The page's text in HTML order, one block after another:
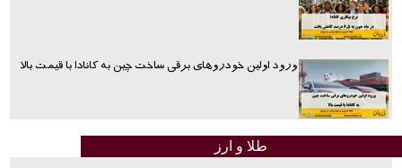
ورود اولین خودروهای برقی ساخت چین به کانادا با قیمت بالا
طلا و ارز